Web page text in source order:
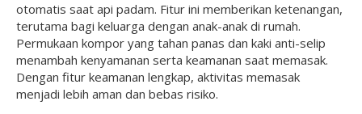
otomatis saat api padam. Fitur ini memberikan ketenangan,
terutama bagi keluarga dengan anak-anak di rumah.
Permukaan kompor yang tahan panas dan kaki anti-selip
menambah kenyamanan serta keamanan saat memasak.
Dengan fitur keamanan lengkap, aktivitas memasak
menjadi lebih aman dan bebas risiko.